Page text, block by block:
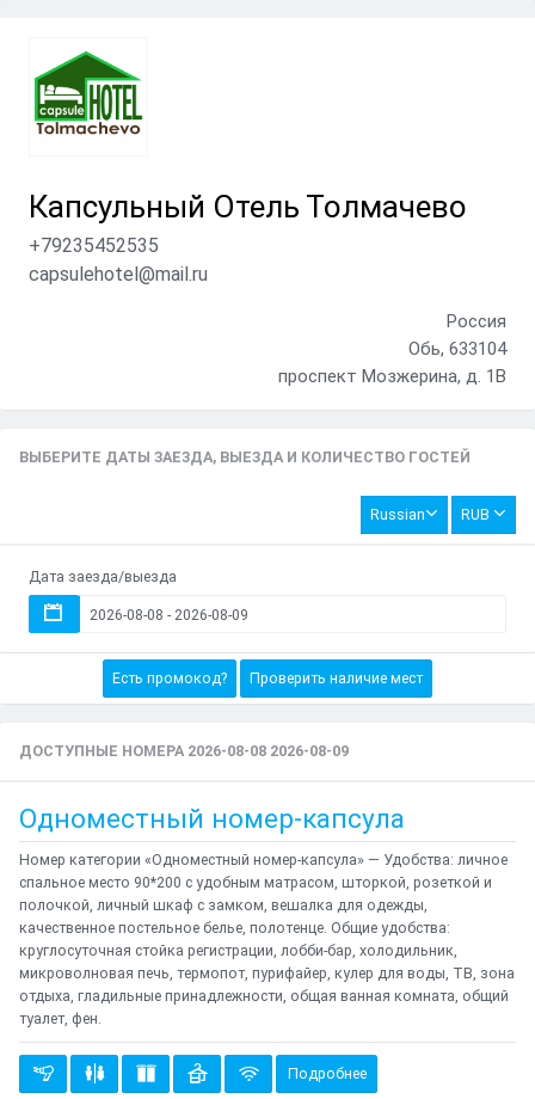
Капсульный Отель Толмачево
+79235452535
capsulehotel@mail.ru
Россия
Обь, 633104
проспект Мозжерина, д. 1В
ВЫБЕРИТЕ ДАТЫ ЗАЕЗДА, ВЫЕЗДА И КОЛИЧЕСТВО ГОСТЕЙ
Russian RUB
Дата заезда/выезда
Есть промокод? Проверить наличие мест
ДОСТУПНЫЕ НОМЕРА 2026-08-08 2026-08-09
Одноместный номер-капсула
Номер категории «Одноместный номер-капсула» — Удобства: личное
спальное место 90*200 с удобным матрасом, шторкой, розеткой и
полочкой, личный шкаф с замком, вешалка для одежды,
качественное постельное белье, полотенце. Общие удобства:
круглосуточная стойка регистрации, лобби-бар, холодильник,
микроволновая печь, термопот, пурифайер, кулер для воды, ТВ, зона
отдыха, гладильные принадлежности, общая ванная комната, общий
туалет, фен.
Подробнее